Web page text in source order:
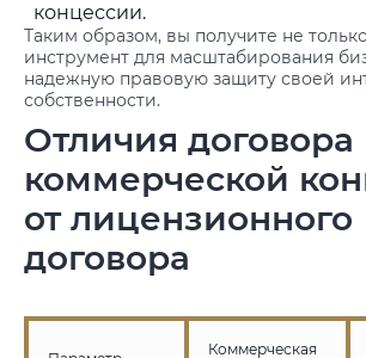
концессии.
Таким образом, вы получите не
инструмент для масштабирования
надежную правовую защиту своей
собственности.
Отличия договора
коммерческой
от лицензионного
договора
Коммерческая